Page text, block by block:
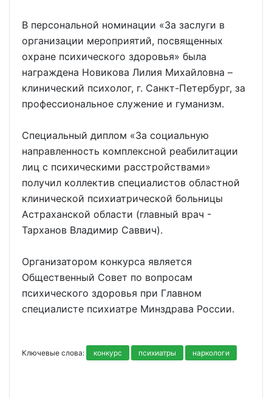
В персональной номинации «За заслуги в
организации мероприятий, посвященных
охране психического здоровья» была
награждена Новикова Лилия Михайловна –
клинический психолог, г. Санкт-Петербург, за
профессиональное служение и гуманизм.
Специальный диплом «За социальную
направленность комплексной реабилитации
лиц с психическими расстройствами»
получил коллектив специалистов областной
клинической психиатрической больницы
Астраханской области (главный врач -
Тарханов Владимир Саввич).
Организатором конкурса является
Общественный Совет по вопросам
психического здоровья при Главном
специалисте психиатре Минздрава России.
Ключевые слова: конкурс психиатры наркологи